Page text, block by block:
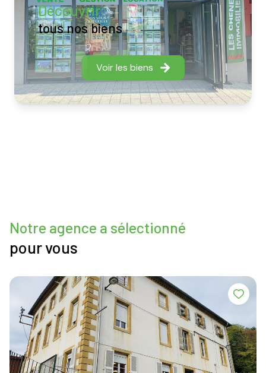
Découvrir
tous nos biens
Voir les biens
Notre agence a sélectionné
pour vous